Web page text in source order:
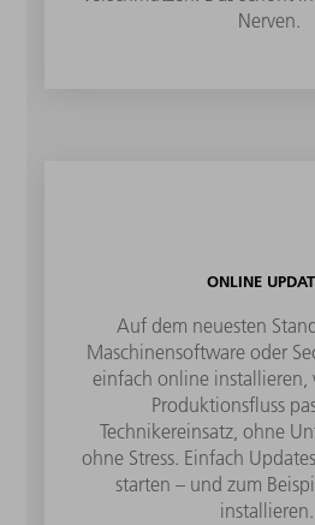
Nerven.
ONLINE
Auf dem neuesten
Maschinensoftware oder
einfach online installieren,
Produktionsfluss
Technikereinsatz, ohne
ohne Stress. Einfach
starten – und zum
installieren.